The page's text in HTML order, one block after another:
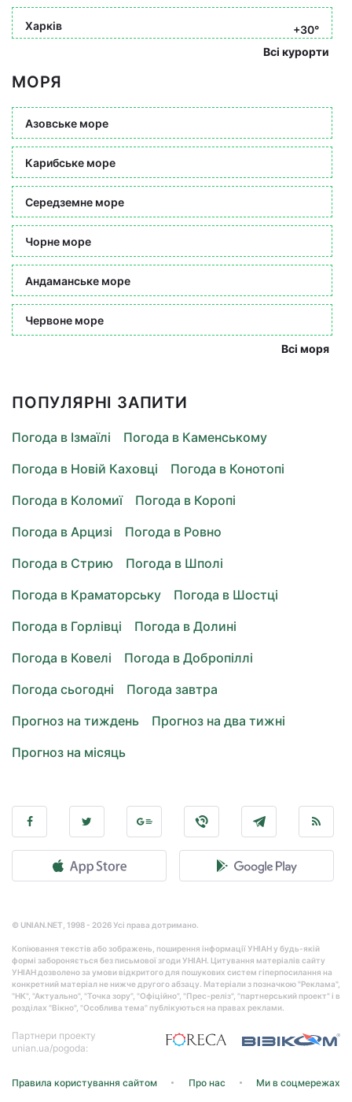
Харків
+30°
Всі курорти
МОРЯ
Азовське море
Карибське море
Середземне море
Чорне море
Андаманське море
Червоне море
Всі моря
ПОПУЛЯРНІ ЗАПИТИ
Погода в Ізмаїлі
Погода в Каменському
Погода в Новій Каховці
Погода в Конотопі
Погода в Коломиї
Погода в Коропі
Погода в Арцизі
Погода в Ровно
Погода в Стрию
Погода в Шполі
Погода в Краматорську
Погода в Шостці
Погода в Горлівці
Погода в Долині
Погода в Ковелі
Погода в Добропіллі
Погода сьогодні
Погода завтра
Прогноз на тиждень
Прогноз на два тижні
Прогноз на місяць
© UNIAN.NET, 1998 - 2026 Усі права дотримано.
Копіювання текстів або зображень, поширення інформації УНІАН у будь-якій
формі забороняється без письмової згоди УНІАН. Цитування матеріалів сайту
УНІАН дозволено за умови відкритого для пошукових систем гіперпосилання на
конкретний матеріал не нижче другого абзацу. Матеріали з позначкою "Реклама",
"НК", "Актуально", "Точка зору", "Офіційно", "Прес-реліз", "партнерський проект" і в
розділах "Вікно", "Особлива тема" публікуються на правах реклами.
Партнери проекту
unian.ua/pogoda:
Правила користування сайтом Про нас Ми в соцмережах